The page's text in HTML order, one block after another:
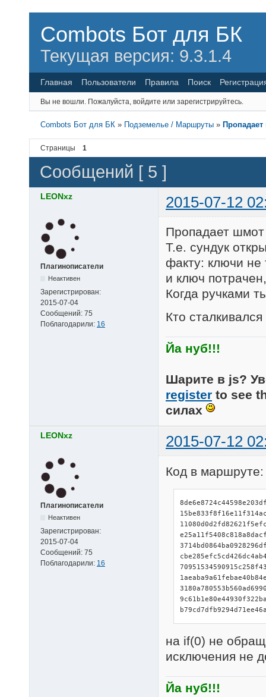
Combots Бот для БК
Текущая версия: 9.3.1.4
Главная Пользователи Правила Поиск
Вы не вошли. Пожалуйста, войдите или зарегистрируйтесь.
Combots Бот для БК » Подземелье / Маршруты »
Страницы 1
Сообщений [ 5 ]
LEONxz 2015-07-12
Плагинописатели
Неактивен
Зарегистрирован:
2015-07-04
Сообщений: 75
Поблагодарили: 16
Пропадает
Т.е. сундук
факту: ключи не
и ключ
Когда ручками
Кто
Йа нуб!!!
Шарите в js?
register to see
силах
LEONxz 2015-07-12
Плагинописатели
Неактивен
Зарегистрирован:
2015-07-04
Сообщений: 75
Поблагодарили: 16
Код в маршруте:
на if(0) не
исключения не
Йа нуб!!!